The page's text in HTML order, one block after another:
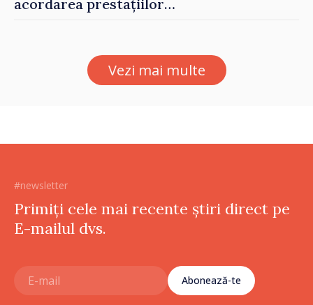
acordarea prestațiilor
invitați să se înscrie la
Vezi mai multe
#newsletter
Primiți cele mai recente știri direct pe
E-mailul dvs.
Abonează-te